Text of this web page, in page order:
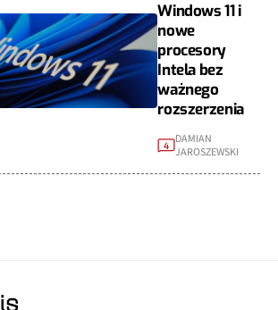
Windows 11 i
nowe
procesory
Intela bez
ważnego
rozszerzenia
4
DAMIAN
JAROSZEWSKI